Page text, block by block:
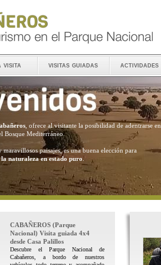
visita visitas guiadas actividades
, ofrece al visitante la posibilidad de adentrarse en
Bosque Mediterráneo.
paisajes, es una buena elección para
la naturaleza en estado puro .
CABAÑEROS (Parque
Nacional) Visita guiada 4x4
desde Casa Palillos
Descubre el Parque Nacional de
Cabañeros, a bordo de nuestros